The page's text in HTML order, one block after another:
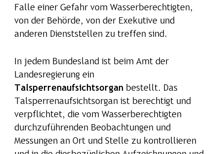
Falle einer Gefahr vom Wasserberechtigten,
von der Behörde, von der Exekutive und
anderen Dienststellen zu treffen sind.
In jedem Bundesland ist beim Amt der
Landesregierung ein
Talsperrenaufsichtsorgan bestellt. Das
Talsperrenaufsichtsorgan ist berechtigt und
verpflichtet, die vom Wasserberechtigten
durchzuführenden Beobachtungen und
Messungen an Ort und Stelle zu kontrollieren